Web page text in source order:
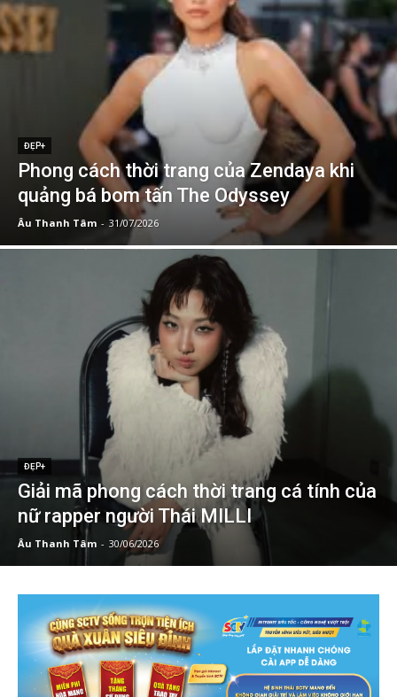
ĐẸP+
Phong cách thời trang của Zendaya khi
quảng bá bom tấn The Odyssey
Âu Thanh Tâm - 31/07/2026
ĐẸP+
Giải mã phong cách thời trang cá tính của
nữ rapper người Thái MILLI
Âu Thanh Tâm - 30/06/2026